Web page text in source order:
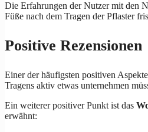
Die Erfahrungen der Nutzer mit den
Füße nach dem Tragen der Pflaster
Positive Rezensionen
Einer der häufigsten positiven
Tragens aktiv etwas unternehmen
Ein weiterer positiver Punkt ist das
erwähnt: